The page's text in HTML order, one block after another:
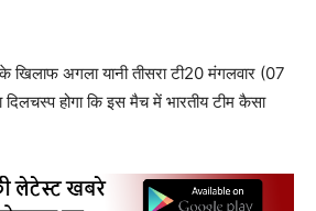
खिलाफ अगला यानी तीसरा टी20 मंगलवार (07
होगा कि इस मैच में भारतीय टीम कैसा